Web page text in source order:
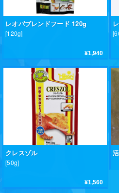
レオパブレンドフード 120g
[120g]
¥1,940
クレスゾル
[50g]
¥1,560